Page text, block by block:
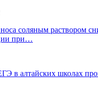
соляным раствором
при…
в алтайских школах